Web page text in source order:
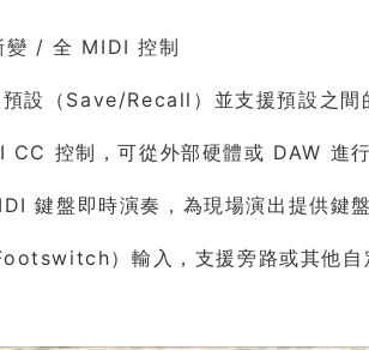
變 / 全 MIDI 控制
預設（Save/Recall）並支援預設之
CC 控制，可從外部硬體或 DAW 進
鍵盤即時演奏，為現場演出提供鍵
）輸入，支援旁路或其他自